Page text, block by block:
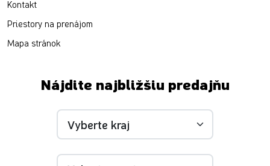
Kontakt
Priestory na prenájom
Mapa stránok
Nájdite najbližšiu predajňu